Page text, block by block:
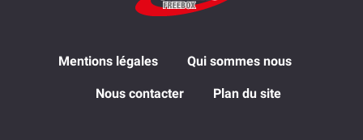
Mentions légales Qui sommes nous
Nous contacter Plan du site